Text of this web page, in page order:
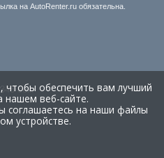
на AutoRenter.ru обязательна.
сек. обеспечить вам лучший
нашем веб-сайте.
соглашаетесь на наши файлы
устройстве.